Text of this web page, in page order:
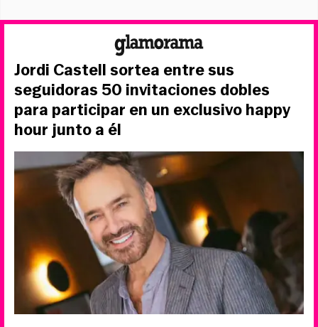
Jordi Castell sortea entre sus
seguidoras 50 invitaciones dobles
para participar en un exclusivo happy
hour junto a él